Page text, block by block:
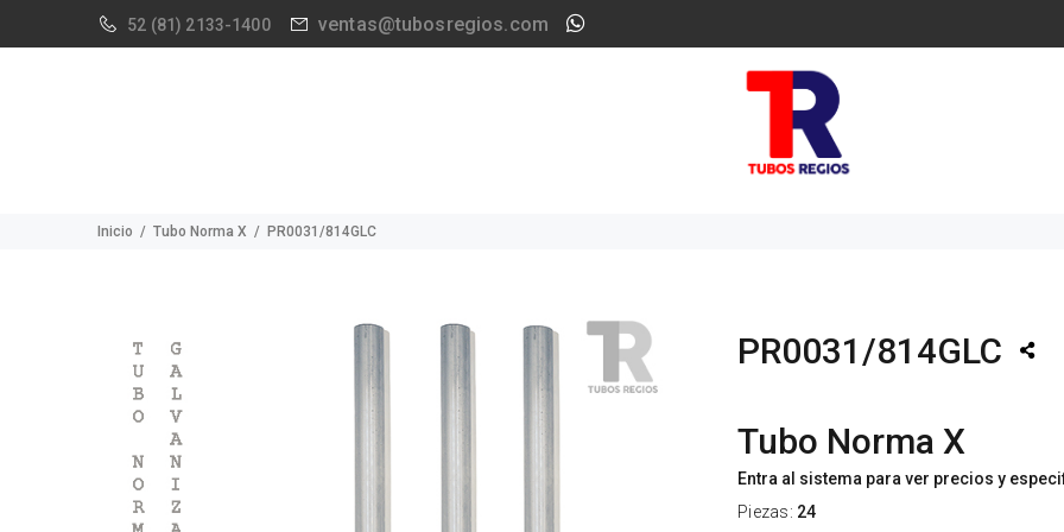
52 (81) 2133-1400 ventas@tubosregios.com
Inicio Tubo Norma X PR0031/814GLC
PR0031/814GLC
Tubo Norma X
Entra al sistema para ver precios y
Piezas: 24